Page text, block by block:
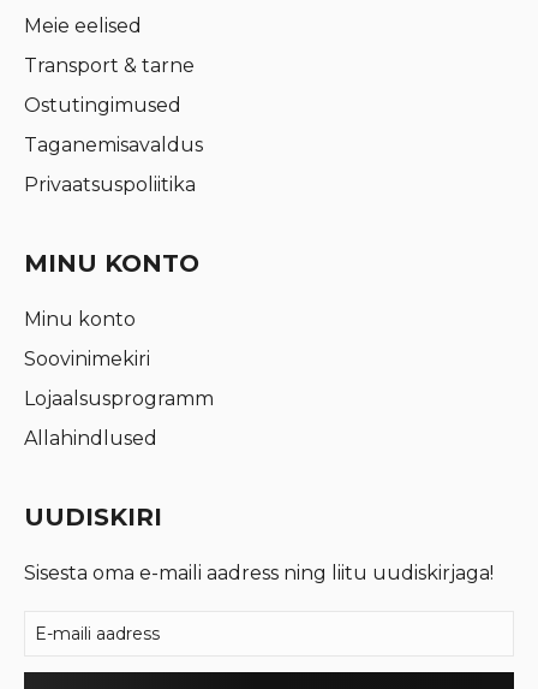
Meie eelised
Transport & tarne
Ostutingimused
Taganemisavaldus
Privaatsuspoliitika
MINU KONTO
Minu konto
Soovinimekiri
Lojaalsusprogramm
Allahindlused
UUDISKIRI
Sisesta oma e-maili aadress ning liitu uudiskirjaga!